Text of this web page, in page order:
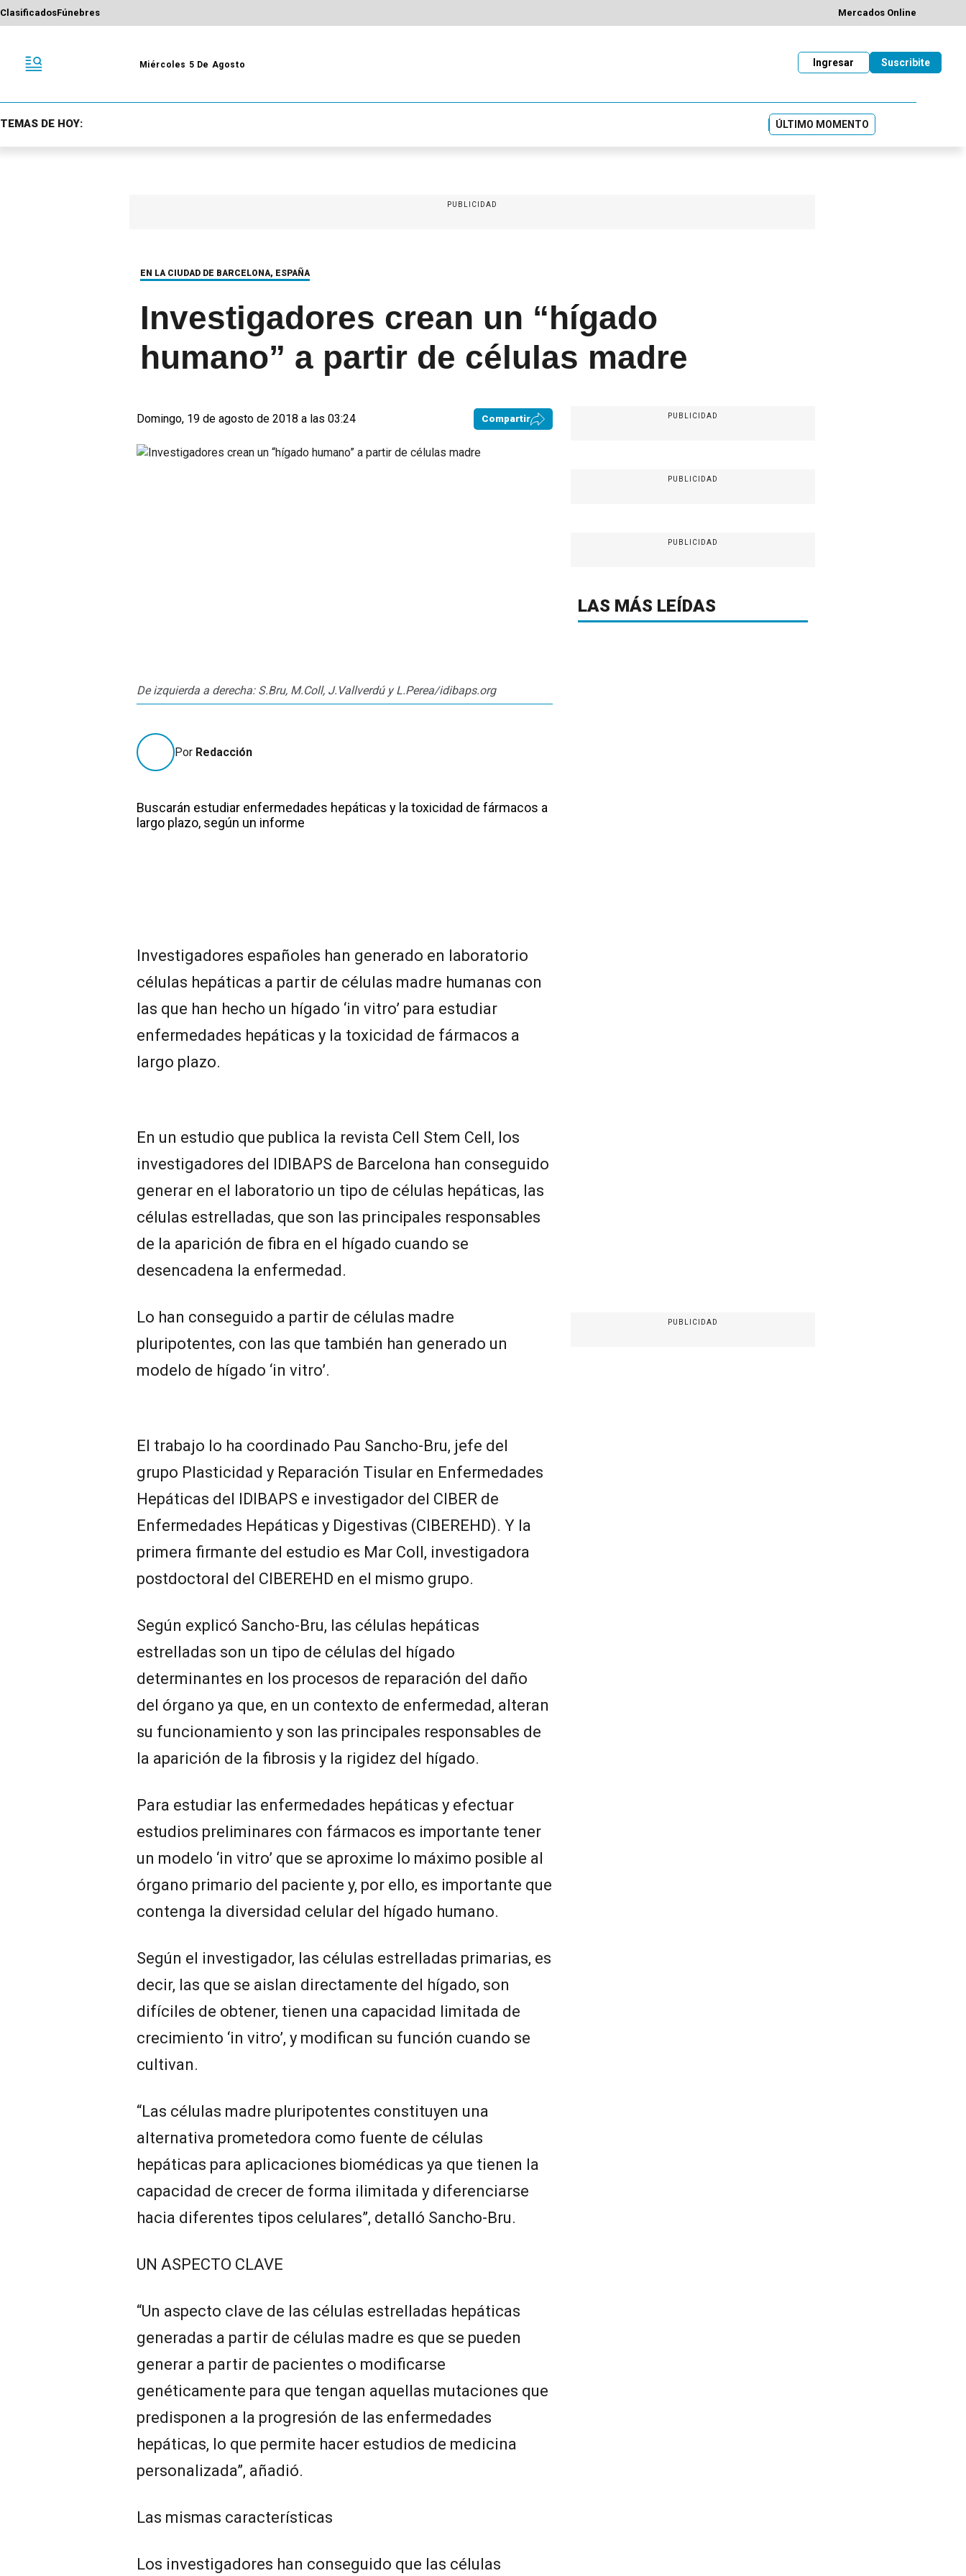
ClasificadosFúnebres Mercados Online
Miércoles 5 De Agosto Suscribite
Ingresar
TEMAS DE HOY: ÚLTIMO MOMENTO
PUBLICIDAD
EN LA CIUDAD DE BARCELONA, ESPAÑA
Investigadores crean un “hígado
humano” a partir de células madre
Domingo, 19 de agosto de 2018 a las 03:24 Compartir
De izquierda a derecha: S.Bru, M.Coll, J.Vallverdú y L.Perea/idibaps.org
Por Redacción
Buscarán estudiar enfermedades hepáticas y la toxicidad de fármacos a
largo plazo, según un informe
Investigadores españoles han generado en laboratorio
células hepáticas a partir de células madre humanas con
las que han hecho un hígado ‘in vitro’ para estudiar
enfermedades hepáticas y la toxicidad de fármacos a
largo plazo.
En un estudio que publica la revista Cell Stem Cell, los
investigadores del IDIBAPS de Barcelona han conseguido
generar en el laboratorio un tipo de células hepáticas, las
células estrelladas, que son las principales responsables
de la aparición de fibra en el hígado cuando se
desencadena la enfermedad.
Lo han conseguido a partir de células madre
pluripotentes, con las que también han generado un
modelo de hígado ‘in vitro’.
El trabajo lo ha coordinado Pau Sancho-Bru, jefe del
grupo Plasticidad y Reparación Tisular en Enfermedades
Hepáticas del IDIBAPS e investigador del CIBER de
Enfermedades Hepáticas y Digestivas (CIBEREHD). Y la
primera firmante del estudio es Mar Coll, investigadora
postdoctoral del CIBEREHD en el mismo grupo.
Según explicó Sancho-Bru, las células hepáticas
estrelladas son un tipo de células del hígado
determinantes en los procesos de reparación del daño
del órgano ya que, en un contexto de enfermedad, alteran
su funcionamiento y son las principales responsables de
la aparición de la fibrosis y la rigidez del hígado.
Para estudiar las enfermedades hepáticas y efectuar
estudios preliminares con fármacos es importante tener
un modelo ‘in vitro’ que se aproxime lo máximo posible al
órgano primario del paciente y, por ello, es importante que
contenga la diversidad celular del hígado humano.
Según el investigador, las células estrelladas primarias, es
decir, las que se aislan directamente del hígado, son
difíciles de obtener, tienen una capacidad limitada de
crecimiento ‘in vitro’, y modifican su función cuando se
cultivan.
“Las células madre pluripotentes constituyen una
alternativa prometedora como fuente de células
hepáticas para aplicaciones biomédicas ya que tienen la
capacidad de crecer de forma ilimitada y diferenciarse
hacia diferentes tipos celulares”, detalló Sancho-Bru.
UN ASPECTO CLAVE
“Un aspecto clave de las células estrelladas hepáticas
generadas a partir de células madre es que se pueden
generar a partir de pacientes o modificarse
genéticamente para que tengan aquellas mutaciones que
predisponen a la progresión de las enfermedades
hepáticas, lo que permite hacer estudios de medicina
personalizada”, añadió.
Las mismas características
Los investigadores han conseguido que las células
PUBLICIDAD
PUBLICIDAD
PUBLICIDAD
LAS MÁS LEÍDAS
PUBLICIDAD